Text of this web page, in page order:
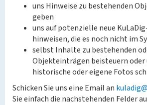
uns Hinweise zu bestehenden
geben
uns auf potenzielle neue
hinweisen, die es noch nicht im
selbst Inhalte zu bestehenden
Objekteinträgen beisteuern oder
historische oder eigene Fotos
Schicken Sie uns eine Email an
Sie einfach die nachstehenden Felder